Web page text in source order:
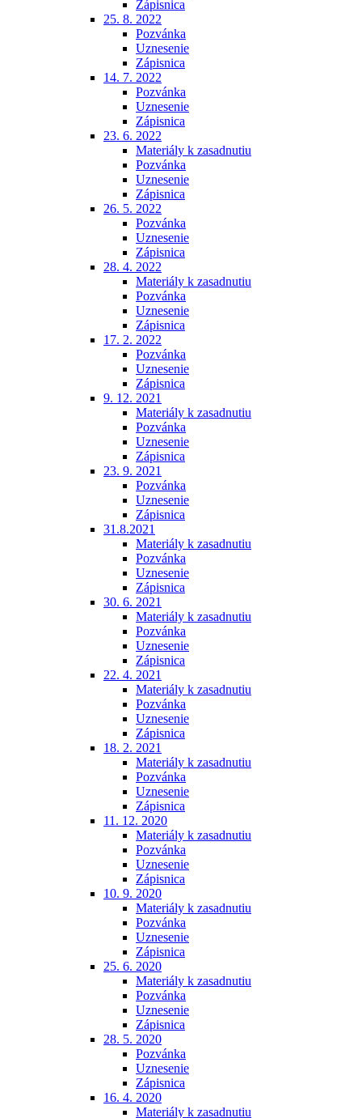
Zápisnica
25. 8. 2022
Pozvánka
Uznesenie
Zápisnica
14. 7. 2022
Pozvánka
Uznesenie
Zápisnica
23. 6. 2022
Materiály k zasadnutiu
Pozvánka
Uznesenie
Zápisnica
26. 5. 2022
Pozvánka
Uznesenie
Zápisnica
28. 4. 2022
Materiály k zasadnutiu
Pozvánka
Uznesenie
Zápisnica
17. 2. 2022
Pozvánka
Uznesenie
Zápisnica
9. 12. 2021
Materiály k zasadnutiu
Pozvánka
Uznesenie
Zápisnica
23. 9. 2021
Pozvánka
Uznesenie
Zápisnica
31.8.2021
Materiály k zasadnutiu
Pozvánka
Uznesenie
Zápisnica
30. 6. 2021
Materiály k zasadnutiu
Pozvánka
Uznesenie
Zápisnica
22. 4. 2021
Materiály k zasadnutiu
Pozvánka
Uznesenie
Zápisnica
18. 2. 2021
Materiály k zasadnutiu
Pozvánka
Uznesenie
Zápisnica
11. 12. 2020
Materiály k zasadnutiu
Pozvánka
Uznesenie
Zápisnica
10. 9. 2020
Materiály k zasadnutiu
Pozvánka
Uznesenie
Zápisnica
25. 6. 2020
Materiály k zasadnutiu
Pozvánka
Uznesenie
Zápisnica
28. 5. 2020
Pozvánka
Uznesenie
Zápisnica
16. 4. 2020
Materiály k zasadnutiu